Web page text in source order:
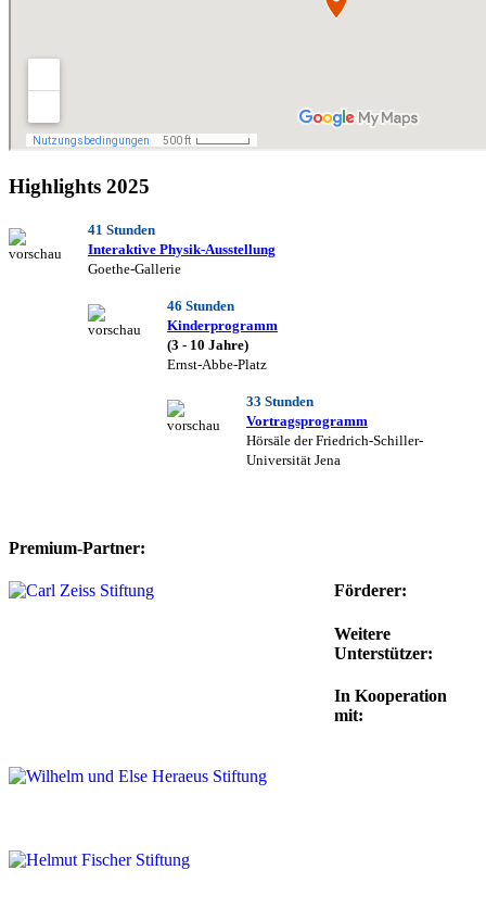
Highlights 2025
41 Stunden
Interaktive Physik-Ausstellung
Goethe-Gallerie
46 Stunden
Kinderprogramm
(3 - 10 Jahre)
Ernst-Abbe-Platz
33 Stunden
Vortragsprogramm
Hörsäle der Friedrich-Schiller-
Universität Jena
Premium-Partner:
Förderer:
Weitere
Unterstützer:
In Kooperation
mit: